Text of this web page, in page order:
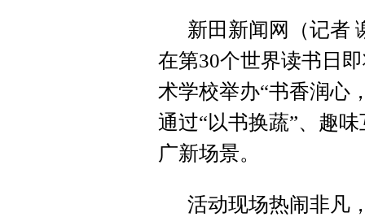
新田新闻网（记者
在第30个世界读书日
术学校举办“书香润心
通过“以书换蔬”、趣
广新场景。
活动现场热闹非凡